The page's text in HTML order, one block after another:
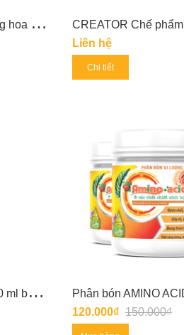
F
LOW Chế phẩm giúp bung hoa đồng loạt
Liên hệ
Chi tiết
T
huốc kích rễ GUGO-R 100 ml bổ sung chiết xuất rong biển làm mát cây
120.000₫ 150.000₫